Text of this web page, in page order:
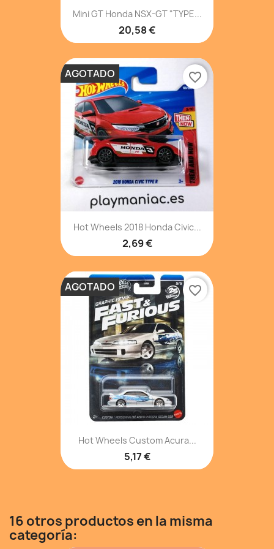
Mini GT Honda NSX-GT "TYPE...
20,58 €
Hot Wheels 2018 Honda Civic...
2,69 €
AGOTADO favorite_border
Hot Wheels Custom Acura...
5,17 €
AGOTADO favorite_border
16 otros productos en la misma
categoría: